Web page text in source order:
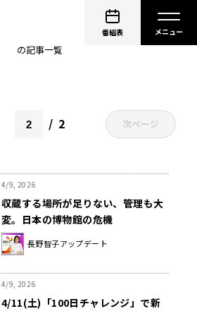
番組表
の記事一覧
2 次ページ
4/9, 2026
収蔵する場所が足りない、管理も大
変。日本の博物館の危機
長野智子アップデート
4/9, 2026
4/11(土)「100日チャレンジ」で新